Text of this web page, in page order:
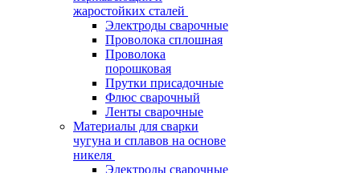
жаростойких сталей
Электроды сварочные
Проволока сплошная
Проволока
порошковая
Прутки присадочные
Флюс сварочный
Ленты сварочные
Материалы для сварки
чугуна и сплавов на основе
никеля
Электроды сварочные